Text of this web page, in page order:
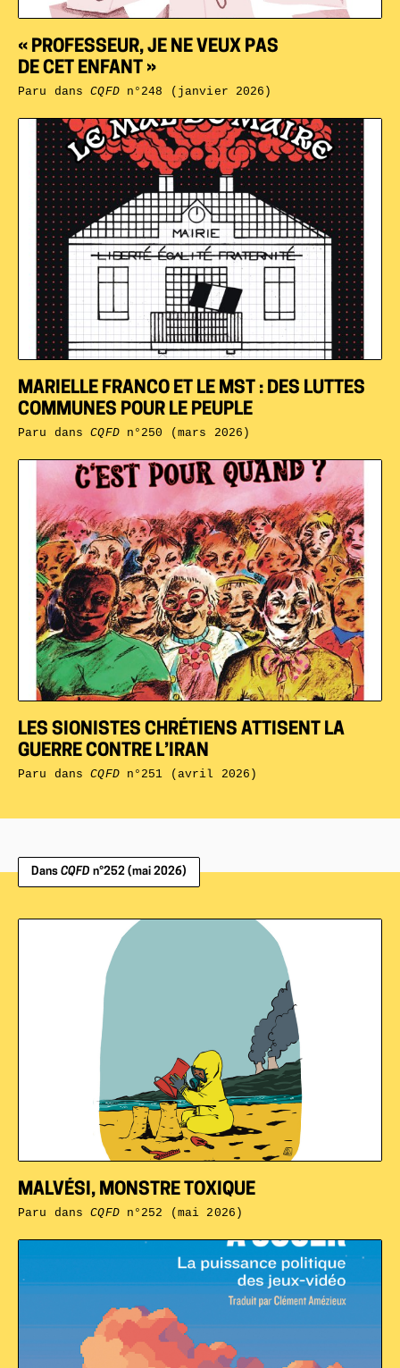
LES SIONISTES CHRÉTIENS ATTISENT LA
GUERRE CONTRE L’IRAN
Paru dansCQFDn°251 (avril 2026)
MARIELLE FRANCO ET LE MST : DES LUTTES
COMMUNES POUR LE PEUPLE
Paru dansCQFDn°250 (mars 2026)
« PROFESSEUR, JE NE VEUX PAS
DE CET ENFANT »
Paru dansCQFDn°248 (janvier 2026)
Dans CQFD n°252 (mai 2026)
MALVÉSI, MONSTRE TOXIQUE
Paru dansCQFDn°252 (mai 2026)